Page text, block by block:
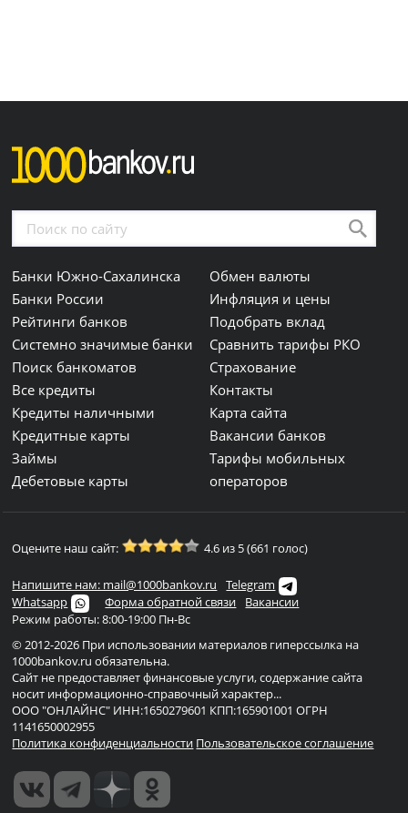
Банки Южно-Сахалинска
Банки России
Рейтинги банков
Системно значимые банки
Поиск банкоматов
Все кредиты
Кредиты наличными
Кредитные карты
Займы
Дебетовые карты
Обмен валюты
Инфляция и цены
Подобрать вклад
Сравнить тарифы РКО
Страхование
Контакты
Карта сайта
Вакансии банков
Тарифы мобильных
операторов
Оцените наш сайт: 4.6 из 5 (661 голос)
Напишите нам: mail@1000bankov.ru
Telegram
Whatsapp
Форма обратной связи
Вакансии
Режим работы: 8:00-19:00 Пн-Вс
© 2012-2026 При использовании материалов гиперссылка на
1000bankov.ru обязательна.
Сайт не предоставляет финансовые услуги, содержание сайта
носит информационно-справочный характер...
ООО "ОНЛАЙНС" ИНН:1650279601 КПП:165901001 ОГРН
1141650002955
Политика конфиденциальности Пользовательское соглашение